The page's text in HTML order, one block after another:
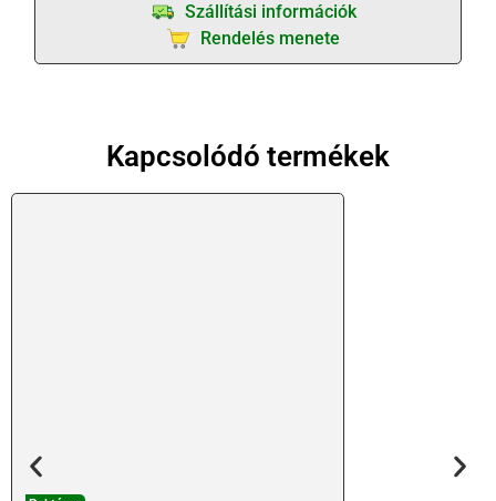
Szállítási információk
Rendelés menete
Kapcsolódó termékek